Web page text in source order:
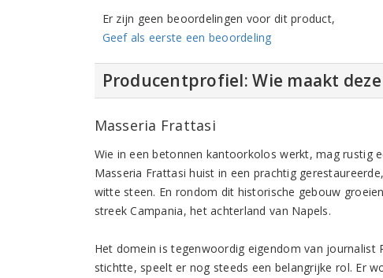
Er zijn geen beoordelingen voor dit product,
Geef als eerste een beoordeling
Producentprofiel: Wie maakt
Masseria Frattasi
Wie in een betonnen kantoorkolos werkt, mag rustig
Masseria Frattasi huist in een prachtig
witte steen. En rondom dit historische gebouw
streek Campania, het achterland van Napels.
Het domein is tegenwoordig eigendom van journalist
stichtte, speelt er nog steeds een belangrijke rol. Er